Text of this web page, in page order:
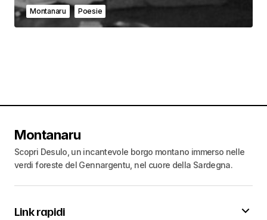
Montanaru Poesie
Montanaru
Scopri Desulo, un incantevole borgo montano immerso nelle
verdi foreste del Gennargentu, nel cuore della Sardegna.
Link rapidi